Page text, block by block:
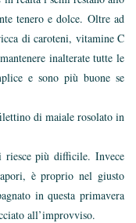
tenero e dolce. Oltre ad
di caroteni, vitamine C
inalterate tutte le
e sono più buone se
di maiale rosolato in
riesce più difficile. Invece
è proprio nel giusto
in questa primavera
all’improvviso.